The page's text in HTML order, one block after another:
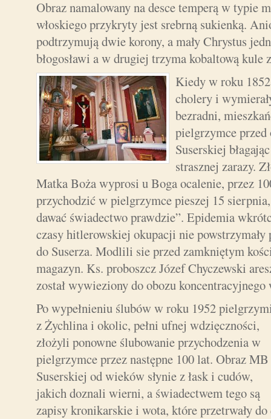
Obraz namalowany na desce temperą w typie
włoskiego przykryty jest srebrną sukienką.
podtrzymują dwie korony, a mały Chrystus
błogosławi a w drugiej trzyma kobaltową kule
Kiedy w roku
cholery i
bezradni,
pielgrzymce
Suserskiej
strasznej zarazy.
Matka Boża wyprosi u Boga ocalenie, przez
przychodzić w pielgrzymce pieszej 15
dawać świadectwo prawdzie”. Epidemia
czasy hitlerowskiej okupacji nie
do Suserza. Modlili sie przed zamkniętym
magazyn. Ks. proboszcz Józef Chyczewski
został wywieziony do obozu
Po wypełnieniu ślubów w roku 1952
z Żychlina i okolic, pełni ufnej wdzięczności,
złożyli ponowne ślubowanie przychodzenia w
pielgrzymce przez następne 100 lat. Obraz MB
Suserskiej od wieków słynie z łask i cudów,
jakich doznali wierni, a świadectwem tego są
zapisy kronikarskie i wota, które przetrwały